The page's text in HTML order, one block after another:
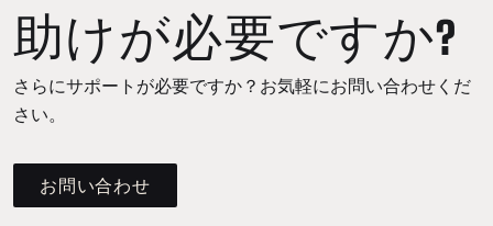
助けが必要ですか?
さらにサポートが必要ですか？お気軽にお問い合わせくだ
さい。
お問い合わせ